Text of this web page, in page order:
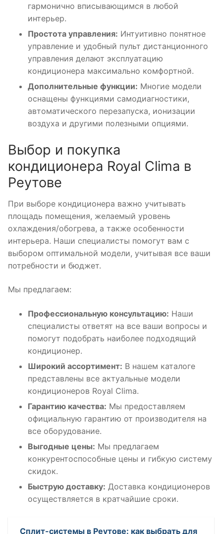
гармонично вписывающимся в любой
интерьер.
Простота управления: Интуитивно понятное
управление и удобный пульт дистанционного
управления делают эксплуатацию
кондиционера максимально комфортной.
Дополнительные функции: Многие модели
оснащены функциями самодиагностики,
автоматического перезапуска, ионизации
воздуха и другими полезными опциями.
Выбор и покупка
кондиционера Royal Clima в
Реутове
При выборе кондиционера важно учитывать
площадь помещения, желаемый уровень
охлаждения/обогрева, а также особенности
интерьера. Наши специалисты помогут вам с
выбором оптимальной модели, учитывая все ваши
потребности и бюджет.
Мы предлагаем:
Профессиональную консультацию: Наши
специалисты ответят на все ваши вопросы и
помогут подобрать наиболее подходящий
кондиционер.
Широкий ассортимент: В нашем каталоге
представлены все актуальные модели
кондиционеров Royal Clima.
Гарантию качества: Мы предоставляем
официальную гарантию от производителя на
все оборудование.
Выгодные цены: Мы предлагаем
конкурентоспособные цены и гибкую систему
скидок.
Быструю доставку: Доставка кондиционеров
осуществляется в кратчайшие сроки.
Сплит-системы в Реутове: как выбрать для